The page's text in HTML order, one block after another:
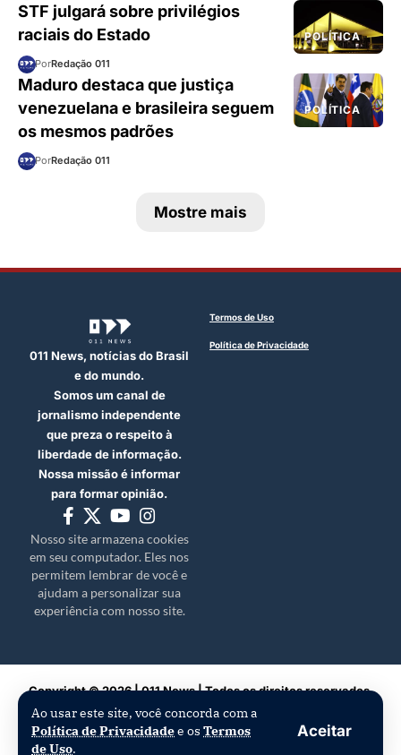
Ao usar este site, você concorda com a
Política de Privacidadee os Termos
de Uso.
Aceitar
POLÍTICA
STF julgará sobre privilégios
raciais do Estado
PorRedação 011
POLÍTICA
Maduro destaca que justiça
venezuelana e brasileira seguem
os mesmos padrões
PorRedação 011
Mostre mais
011 News, notícias do Brasil
e do mundo.
Somos um canal de
jornalismo independente
que preza o respeito à
liberdade de informação.
Nossa missão é informar
para formar opinião.
Nosso site armazena cookies
em seu computador. Eles nos
permitem lembrar de você e
ajudam a personalizar sua
experiência com nosso site.
Termos de Uso
Política de Privacidade
Copyright © 2026 | 011 News | Todos os direitos reservados.